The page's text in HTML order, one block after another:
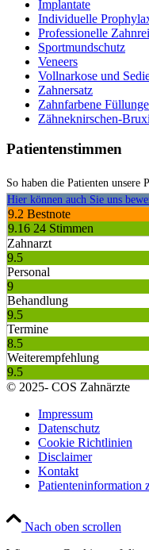
Implantate
Individuelle
Professionelle
Sportmundschutz
Veneers
Vollnarkose und
Zahnersatz
Zahnfarbene
Zähneknirschen-
Patientenstimmen
So haben die Patienten unsere
Hier können auch Sie uns
9.2 Bestnote
9.16 24 Stimmen
Zahnarzt
9.5
Personal
9
Behandlung
9.5
Termine
8.5
Weiterempfehlung
9.5
© 2025- COS Zahnärzte
Impressum
Datenschutz
Cookie Richtlinien
Disclaimer
Kontakt
Patienteninformation
Nach oben scrollen